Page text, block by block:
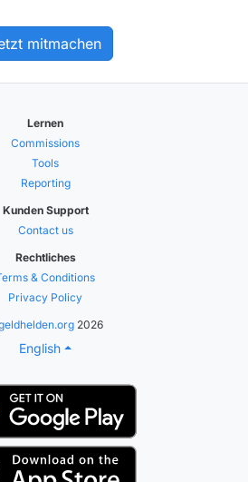
mitmachen
Lernen
Commissions
Tools
Reporting
Kunden Support
Contact us
Rechtliches
& Conditions
Privacy Policy
2026
English